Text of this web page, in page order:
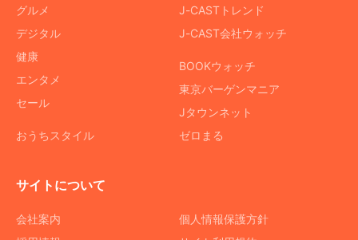
グルメ
デジタル
健康
エンタメ
セール
おうちスタイル
J-CASTトレンド
J-CAST会社ウォッチ
BOOKウォッチ
東京バーゲンマニア
Jタウンネット
ゼロまる
サイトについて
会社案内
個人情報保護方針